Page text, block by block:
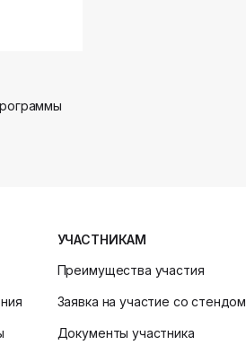
УЧАСТНИКАМ
Преимущества участия
Заявка на участие со стендом
Документы участника